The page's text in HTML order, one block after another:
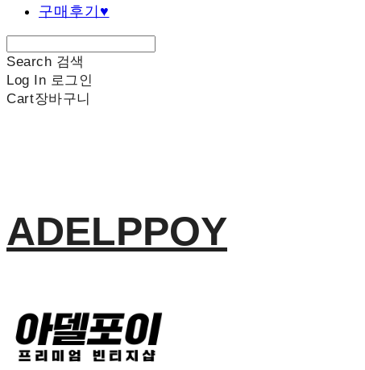
구매후기♥
Search 검색
Log In 로그인
Cart장바구니
ADELPPOY